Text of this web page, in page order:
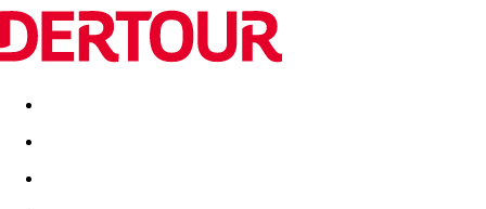
Destinatii Vacanta perfecta OFERTE DE NERATAT